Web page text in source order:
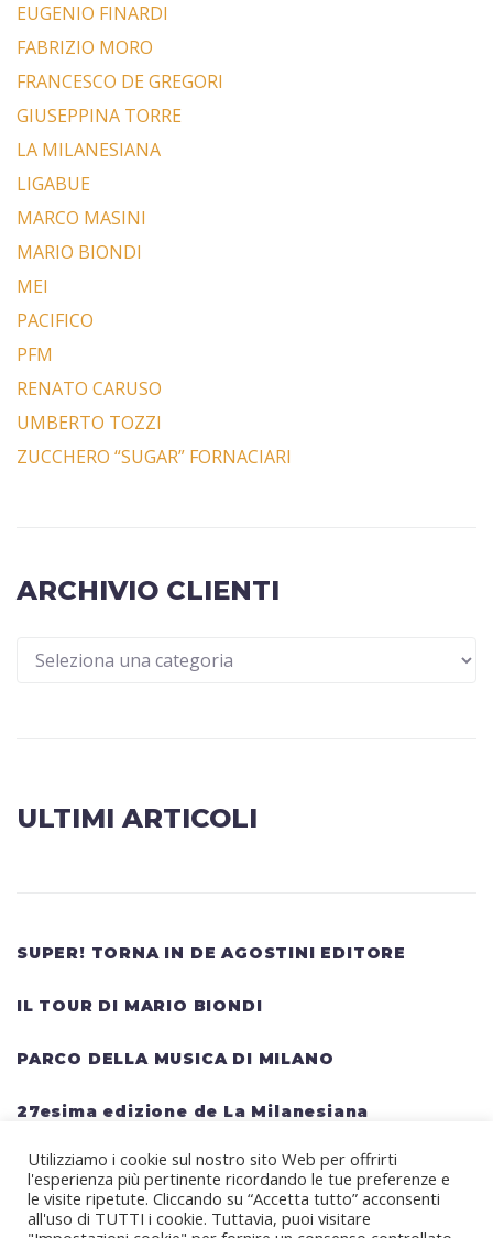
EUGENIO FINARDI
FABRIZIO MORO
FRANCESCO DE GREGORI
GIUSEPPINA TORRE
LA MILANESIANA
LIGABUE
MARCO MASINI
MARIO BIONDI
MEI
PACIFICO
PFM
RENATO CARUSO
UMBERTO TOZZI
ZUCCHERO “SUGAR” FORNACIARI
ARCHIVIO CLIENTI
ULTIMI ARTICOLI
SUPER! TORNA IN DE AGOSTINI EDITORE
IL TOUR DI MARIO BIONDI
PARCO DELLA MUSICA DI MILANO
27esima edizione de La Milanesiana
HELLWATT FESTIVAL: una lineup gigantesca
per il festival estivo TRAVIS SCOTT, KANYE
WEST, SWEDISH HOUSE MAFIA, MARTIN
Utilizziamo i cookie sul nostro sito Web per offrirti
l'esperienza più pertinente ricordando le tue preferenze e
le visite ripetute. Cliccando su “Accetta tutto” acconsenti
all'uso di TUTTI i cookie. Tuttavia, puoi visitare